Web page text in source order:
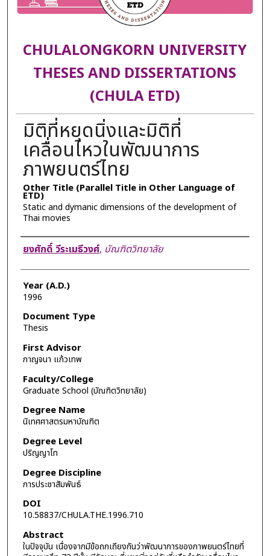
CHULALONGKORN UNIVERSITY
THESES AND DISSERTATIONS
(CHULA ETD)
มิติที่หยุดนิ่งและมิติที่
เคลื่อนไหวในพัฒนาการ
ภาพยนตร์ไทย
Other Title (Parallel Title in Other Language of
ETD)
Static and dymanic dimensions of the development of
Thai movies
Author
ยงศักดิ์ วีระเมธีวงศ์, บัณฑิตวิทยาลัย
Year (A.D.)
1996
Document Type
Thesis
First Advisor
กาญจนา แก้วเทพ
Faculty/College
Graduate School (บัณฑิตวิทยาลัย)
Degree Name
นิเทศศาสตรมหาบัณฑิต
Degree Level
ปริญญาโท
Degree Discipline
การประชาสัมพันธ์
DOI
10.58837/CHULA.THE.1996.710
Abstract
ในปัจจุบัน เนื่องจากมีข้อถกเถียงกันว่าพัฒนาการของภาพยนตร์ไทยที่